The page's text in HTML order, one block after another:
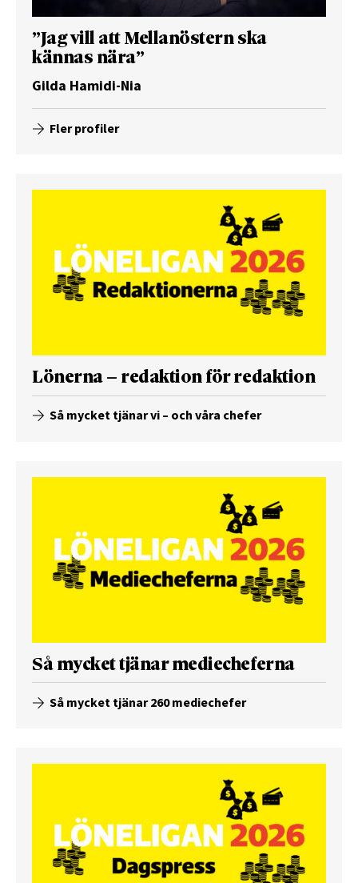
”Jag vill att Mellanöstern ska
kännas nära”
Gilda Hamidi-Nia
Fler profiler
Lönerna – redaktion för redaktion
Så mycket tjänar vi – och våra chefer
Så mycket tjänar mediecheferna
Så mycket tjänar 260 mediechefer